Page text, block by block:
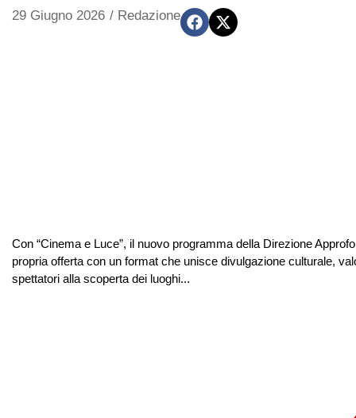
29 Giugno 2026 / Redazione
Con “Cinema e Luce”, il nuovo programma della Direzione
propria offerta con un format che unisce divulgazione culturale,
spettatori alla scoperta dei luoghi...